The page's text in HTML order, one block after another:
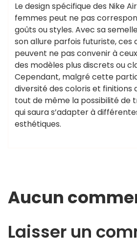
Le design spécifique des Nike
femmes peut ne pas
goûts ou styles. Avec sa
son allure parfois futuriste, ces
peuvent ne pas convenir à
des modèles plus discrets ou
Cependant, malgré cette
diversité des coloris et finitions
tout de même la possibilité de
qui saura s’adapter à
esthétiques.
Aucun
Laisser un